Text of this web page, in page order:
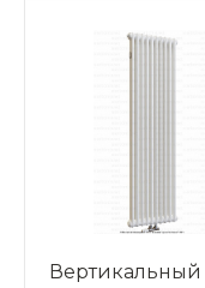
Вертикальный